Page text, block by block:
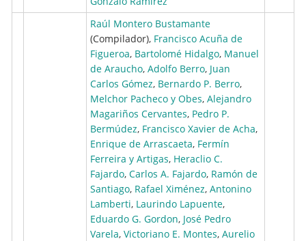
Raúl Montero Bustamante
(Compilador), Francisco Acuña de
Figueroa, Bartolomé Hidalgo, Manuel
de Araucho, Adolfo Berro, Juan
Carlos Gómez, Bernardo P. Berro,
Melchor Pacheco y Obes, Alejandro
Magariños Cervantes, Pedro P.
Bermúdez, Francisco Xavier de Acha,
Enrique de Arrascaeta, Fermín
Ferreira y Artigas, Heraclio C.
Fajardo, Carlos A. Fajardo, Ramón de
Santiago, Rafael Ximénez, Antonino
Lamberti, Laurindo Lapuente,
Eduardo G. Gordon, José Pedro
Varela, Victoriano E. Montes, Aurelio